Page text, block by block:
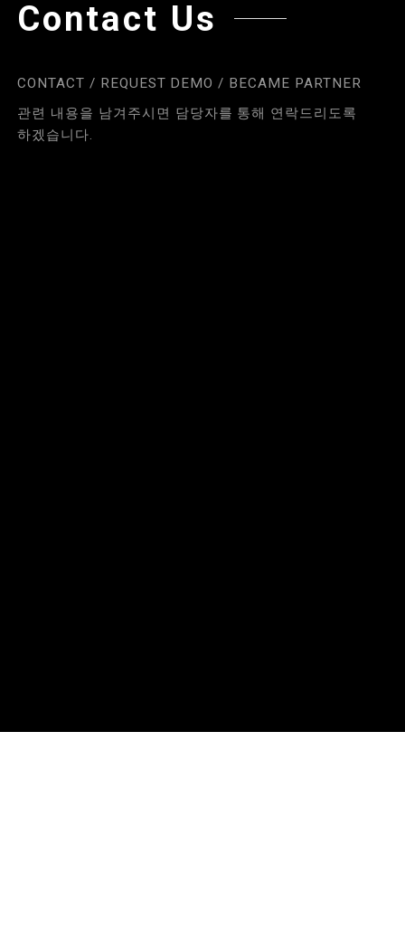
Contact Us
CONTACT / REQUEST DEMO / BECAME PARTNER
관련 내용을 남겨주시면 담당자를 통해 연락드리도록
하겠습니다.